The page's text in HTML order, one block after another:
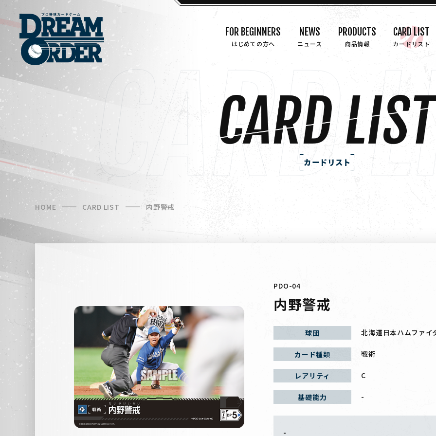
FOR BEGINNERS
はじめての方へ
NEWS
ニュース
PRODUCTS
商品情報
CARD LIST
カードリスト
カードリスト
HOME CARD LIST 内野警戒
PDO-04
内野警戒
球団 北海道日本ハムファイ
カード種類 戦術
レアリティ C
基礎能力 -
-